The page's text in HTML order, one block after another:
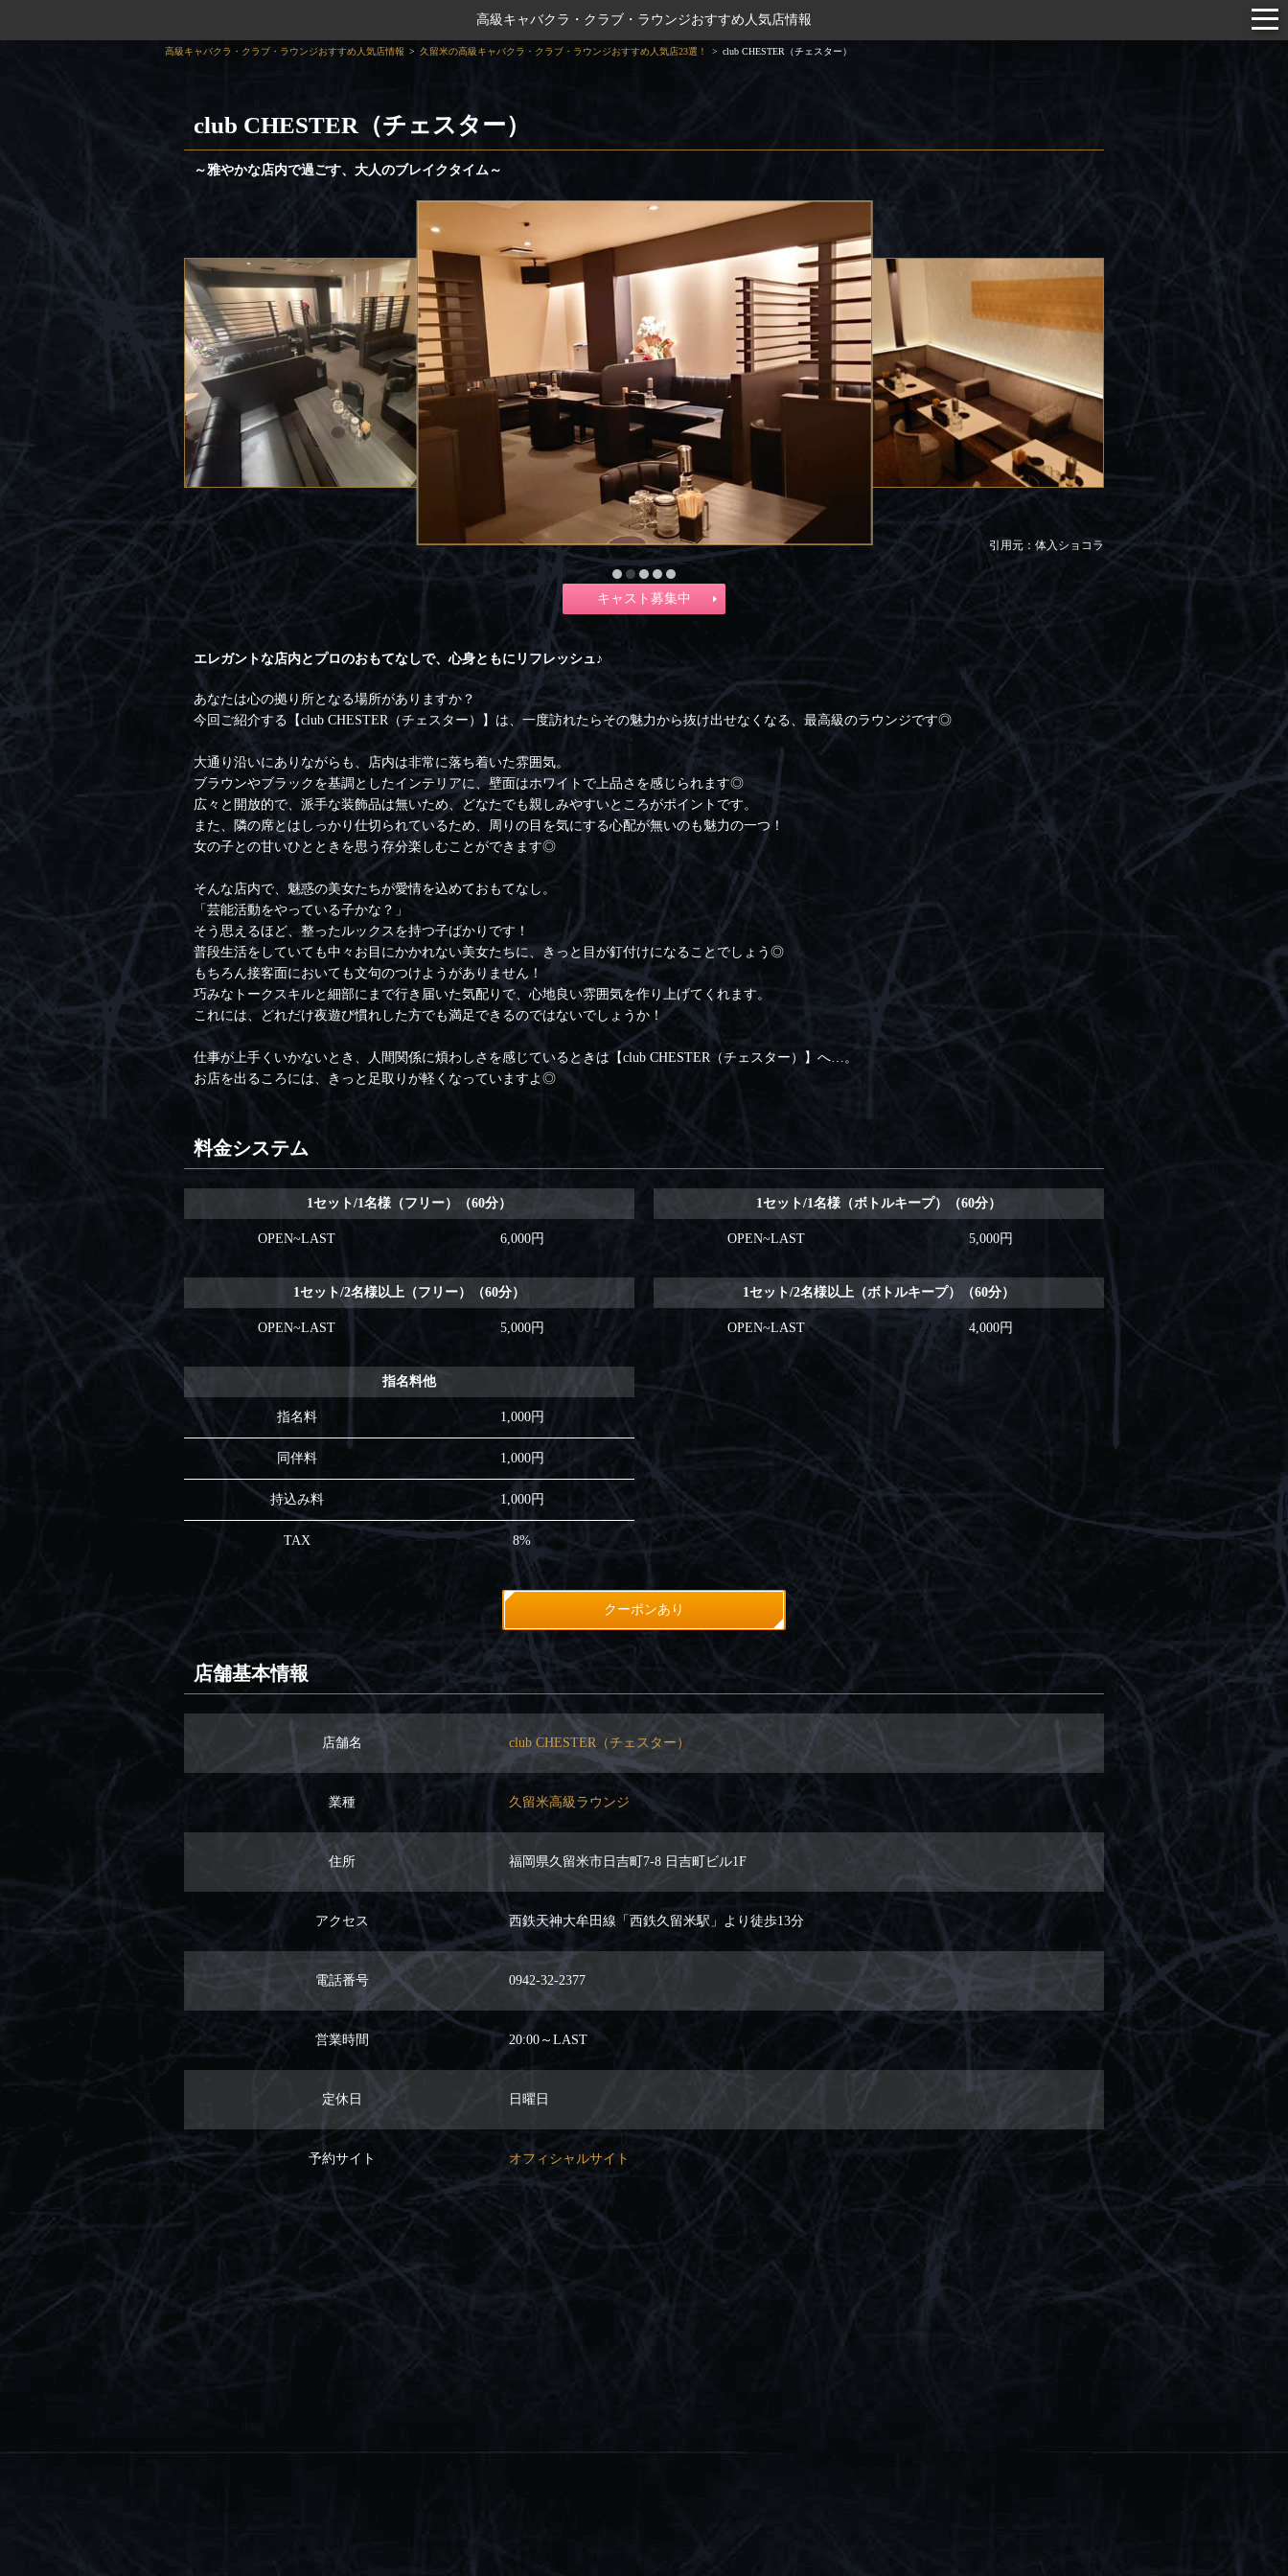
高級キャバクラ・クラブ・ラウンジおすすめ人気店情報
高級キャバクラ・クラブ・ラウンジおすすめ人気店情報 久留米の高級キャバクラ・クラブ・ラウンジおすすめ人気店23選！ club CHESTER（チェスター）
club CHESTER（チェスター）
～雅やかな店内で過ごす、大人のブレイクタイム～
引用元：体入ショコラ
キャスト募集中
エレガントな店内とプロのおもてなしで、心身ともにリフレッシュ♪
あなたは心の拠り所となる場所がありますか？
今回ご紹介する【club CHESTER（チェスター）】は、一度訪れたらその魅力から抜け出せなくなる、最高級のラウンジです◎
大通り沿いにありながらも、店内は非常に落ち着いた雰囲気。
ブラウンやブラックを基調としたインテリアに、壁面はホワイトで上品さを感じられます◎
広々と開放的で、派手な装飾品は無いため、どなたでも親しみやすいところがポイントです。
また、隣の席とはしっかり仕切られているため、周りの目を気にする心配が無いのも魅力の一つ！
女の子との甘いひとときを思う存分楽しむことができます◎
そんな店内で、魅惑の美女たちが愛情を込めておもてなし。
「芸能活動をやっている子かな？」
そう思えるほど、整ったルックスを持つ子ばかりです！
普段生活をしていても中々お目にかかれない美女たちに、きっと目が釘付けになることでしょう◎
もちろん接客面においても文句のつけようがありません！
巧みなトークスキルと細部にまで行き届いた気配りで、心地良い雰囲気を作り上げてくれます。
これには、どれだけ夜遊び慣れした方でも満足できるのではないでしょうか！
仕事が上手くいかないとき、人間関係に煩わしさを感じているときは【club CHESTER（チェスター）】へ…。
お店を出るころには、きっと足取りが軽くなっていますよ◎
料金システム
1セット/1名様（フリー）（60分）
OPEN~LAST 6,000円
1セット/1名様（ボトルキープ）（60分）
OPEN~LAST 5,000円
1セット/2名様以上（フリー）（60分）
OPEN~LAST 5,000円
1セット/2名様以上（ボトルキープ）（60分）
OPEN~LAST 4,000円
指名料他
指名料 1,000円
同伴料 1,000円
持込み料 1,000円
TAX 8%
クーポンあり
店舗基本情報
店舗名 club CHESTER（チェスター）
業種 久留米高級ラウンジ
住所 福岡県久留米市日吉町7-8 日吉町ビル1F
アクセス 西鉄天神大牟田線「西鉄久留米駅」より徒歩13分
電話番号 0942-32-2377
営業時間 20:00～LAST
定休日 日曜日
予約サイト オフィシャルサイト